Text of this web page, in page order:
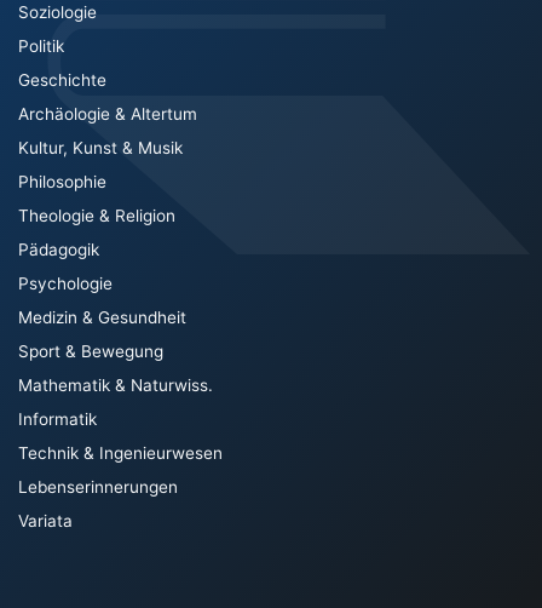
Soziologie
Politik
Geschichte
Archäologie & Altertum
Kultur, Kunst & Musik
Philosophie
Theologie & Religion
Pädagogik
Psychologie
Medizin & Gesundheit
Sport & Bewegung
Mathematik & Naturwiss.
Informatik
Technik & Ingenieurwesen
Lebenserinnerungen
Variata